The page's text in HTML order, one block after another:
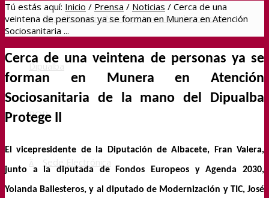
Dipualba onlineNavegar hacia los directos de
Dipualba
BOP
Tú estás aquí: Inicio / Prensa / Noticias / Cerca de una
veintena de personas ya se forman en Munera en Atención
Sociosanitaria ...
Cerca de una veintena de personas ya se
forman en Munera en Atención
Sociosanitaria de la mano del Dipualba
Protege II
El vicepresidente de la Diputación de Albacete, Fran Valera,
junto a la diputada de Fondos Europeos y Agenda 2030,
Yolanda Ballesteros, y al diputado de Modernización y TIC, José